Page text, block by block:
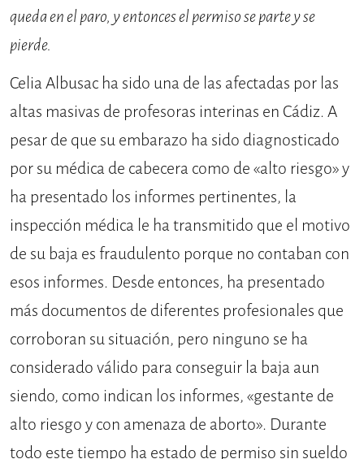
queda en el paro, y entonces el permiso se parte y se
pierde.
Celia Albusac ha sido una de las afectadas por las
altas masivas de profesoras interinas en Cádiz. A
pesar de que su embarazo ha sido diagnosticado
por su médica de cabecera como de «alto riesgo» y
ha presentado los informes pertinentes, la
inspección médica le ha transmitido que el motivo
de su baja es fraudulento porque no contaban con
esos informes. Desde entonces, ha presentado
más documentos de diferentes profesionales que
corroboran su situación, pero ninguno se ha
considerado válido para conseguir la baja aun
siendo, como indican los informes, «gestante de
alto riesgo y con amenaza de aborto». Durante
todo este tiempo ha estado de permiso sin sueldo